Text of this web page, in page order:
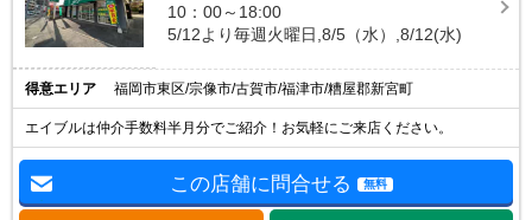
10：00～18:00
5/12より毎週火曜日,8/5（水）,8/12(水)
得意エリア 福岡市東区/宗像市/古賀市/福津市/糟屋郡新宮町
エイブルは仲介手数料半月分でご紹介！お気軽にご来店ください。
この店舗に問合せる 無料